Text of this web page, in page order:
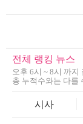
전체 랭킹 뉴스
오후 6시 ~ 8시 까지
총 누적수와는 다를
시사